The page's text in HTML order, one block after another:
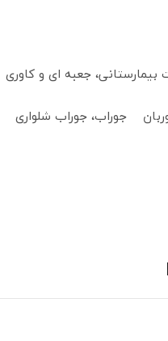
جعبه ای و کاوری
جوراب، جوراب شلواری